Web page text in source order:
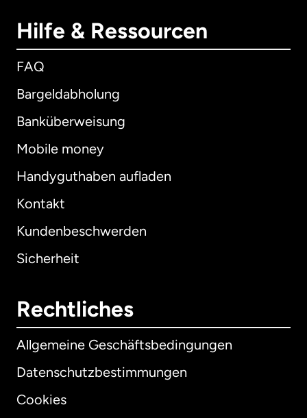
Hilfe & Ressourcen
FAQ
Bargeldabholung
Banküberweisung
Mobile money
Handyguthaben aufladen
Kontakt
Kundenbeschwerden
Sicherheit
Rechtliches
Allgemeine Geschäftsbedingungen
Datenschutzbestimmungen
Cookies